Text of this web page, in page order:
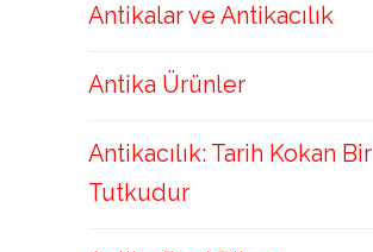
Antikalar ve Antikacılık
Antika Ürünler
Antikacılık: Tarih Kokan Bir
Tutkudur